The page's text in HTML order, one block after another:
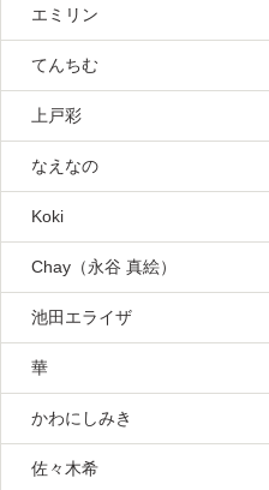
エミリン
てんちむ
上戸彩
なえなの
Koki
Chay（永谷 真絵）
池田エライザ
華
かわにしみき
佐々木希